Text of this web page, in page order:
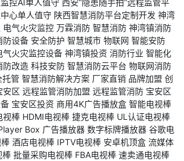
控AI单人值守 西安“隐患随手拍”远程监管平
心单人值守 陕西智慧消防平台定制开发 神湾
电气火灾监控 万霖消防 智慧消防 神湾镇消防
防设备 安全防护 智慧城市 物联网 智能安防
气火灾监控设备 神湾镇投资 消防行业 智能化
防改造 科技安防 智慧消防云平台 物联网消防
托管 智慧消防解决方案 厂家直销 品牌加盟 创
安区 远程监管消防加盟 远程监管消防 宝安区
宝安区投资 商用4K广告播放盒 智能电视棒
视棒 HDMI电视棒 捷克电视棒 UL认证电视棒
Box 广告播放器 数字标牌播放器 谷歌电
酒店电视棒 IPTV电视棒 安卓机顶盒 流媒体
棒 批量采购电视棒 FBA电视棒 速卖通电视棒